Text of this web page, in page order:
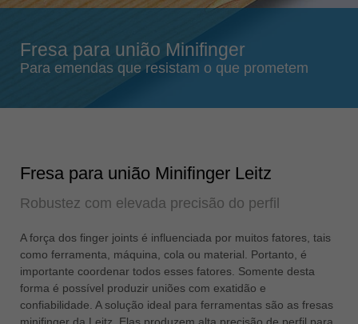
Singapore
Slovenija
slovenski
türkçe
USA
english
Việt Nam
tiếng việt
Fresa para união Minifinger
Para emendas que resistam o que prometem
Fresa para união Minifinger Leitz
Robustez com elevada precisão do perfil
A força dos finger joints é influenciada por muitos fatores, tais
como ferramenta, máquina, cola ou material. Portanto, é
importante coordenar todos esses fatores. Somente desta
forma é possível produzir uniões com exatidão e
confiabilidade. A solução ideal para ferramentas são as fresas